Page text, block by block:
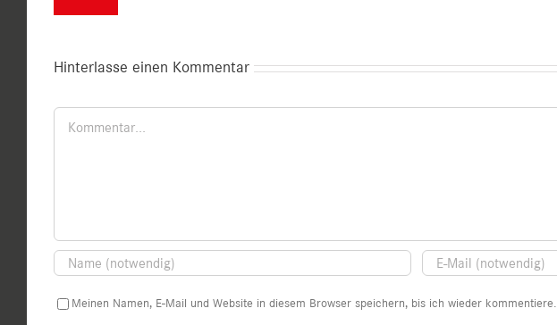
Hinterlasse einen Kommentar
Kommentar
Meinen Namen, E-Mail und Website in diesem Browser speichern, bis ich wieder kommentiere.